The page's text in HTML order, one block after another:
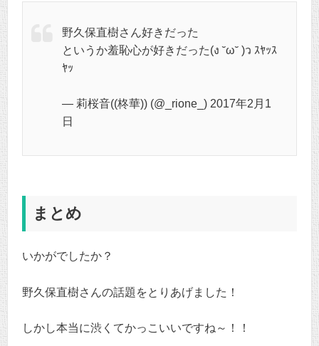
野久保直樹さん好きだった
というか羞恥心が好きだった(ง ˘ω˘ )ว ｽﾔｯｽ
ﾔｯ
— 莉桜音((柊華)) (@_rione_) 2017年2月1
日
まとめ
いかがでしたか？
野久保直樹さんの話題をとりあげました！
しかし本当に渋くてかっこいいですね～！！